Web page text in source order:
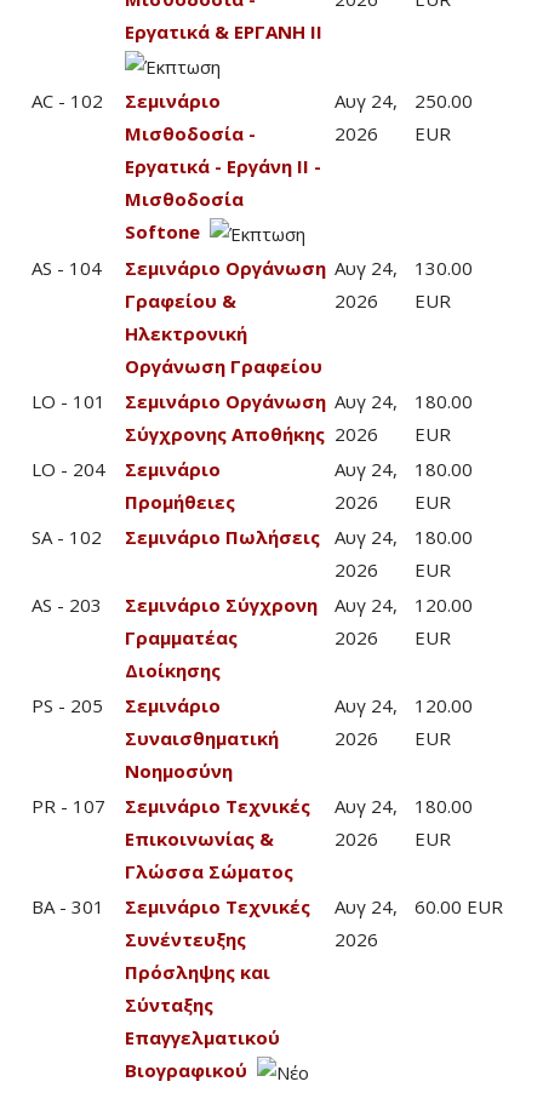
Εργατικά & ΕΡΓΑΝΗ ΙΙ
AC - 102
Σεμινάριο
Μισθοδοσία -
Εργατικά - Εργάνη ΙΙ -
Μισθοδοσία
Softone
Αυγ 24,
2026
250.00
EUR
AS - 104
Σεμινάριο Οργάνωση
Γραφείου &
Ηλεκτρονική
Οργάνωση Γραφείου
Αυγ 24,
2026
130.00
EUR
LO - 101
Σεμινάριο Οργάνωση
Σύγχρονης Αποθήκης
Αυγ 24,
2026
180.00
EUR
LO - 204
Σεμινάριο
Προμήθειες
Αυγ 24,
2026
180.00
EUR
SA - 102
Σεμινάριο Πωλήσεις Αυγ 24,
2026
180.00
EUR
AS - 203
Σεμινάριο Σύγχρονη
Γραμματέας
Διοίκησης
Αυγ 24,
2026
120.00
EUR
PS - 205
Σεμινάριο
Συναισθηματική
Νοημοσύνη
Αυγ 24,
2026
120.00
EUR
PR - 107
Σεμινάριο Τεχνικές
Επικοινωνίας &
Γλώσσα Σώματος
Αυγ 24,
2026
180.00
EUR
BA - 301
Σεμινάριο Τεχνικές
Συνέντευξης
Πρόσληψης και
Σύνταξης
Επαγγελματικού
Βιογραφικού
Αυγ 24,
2026
60.00 EUR